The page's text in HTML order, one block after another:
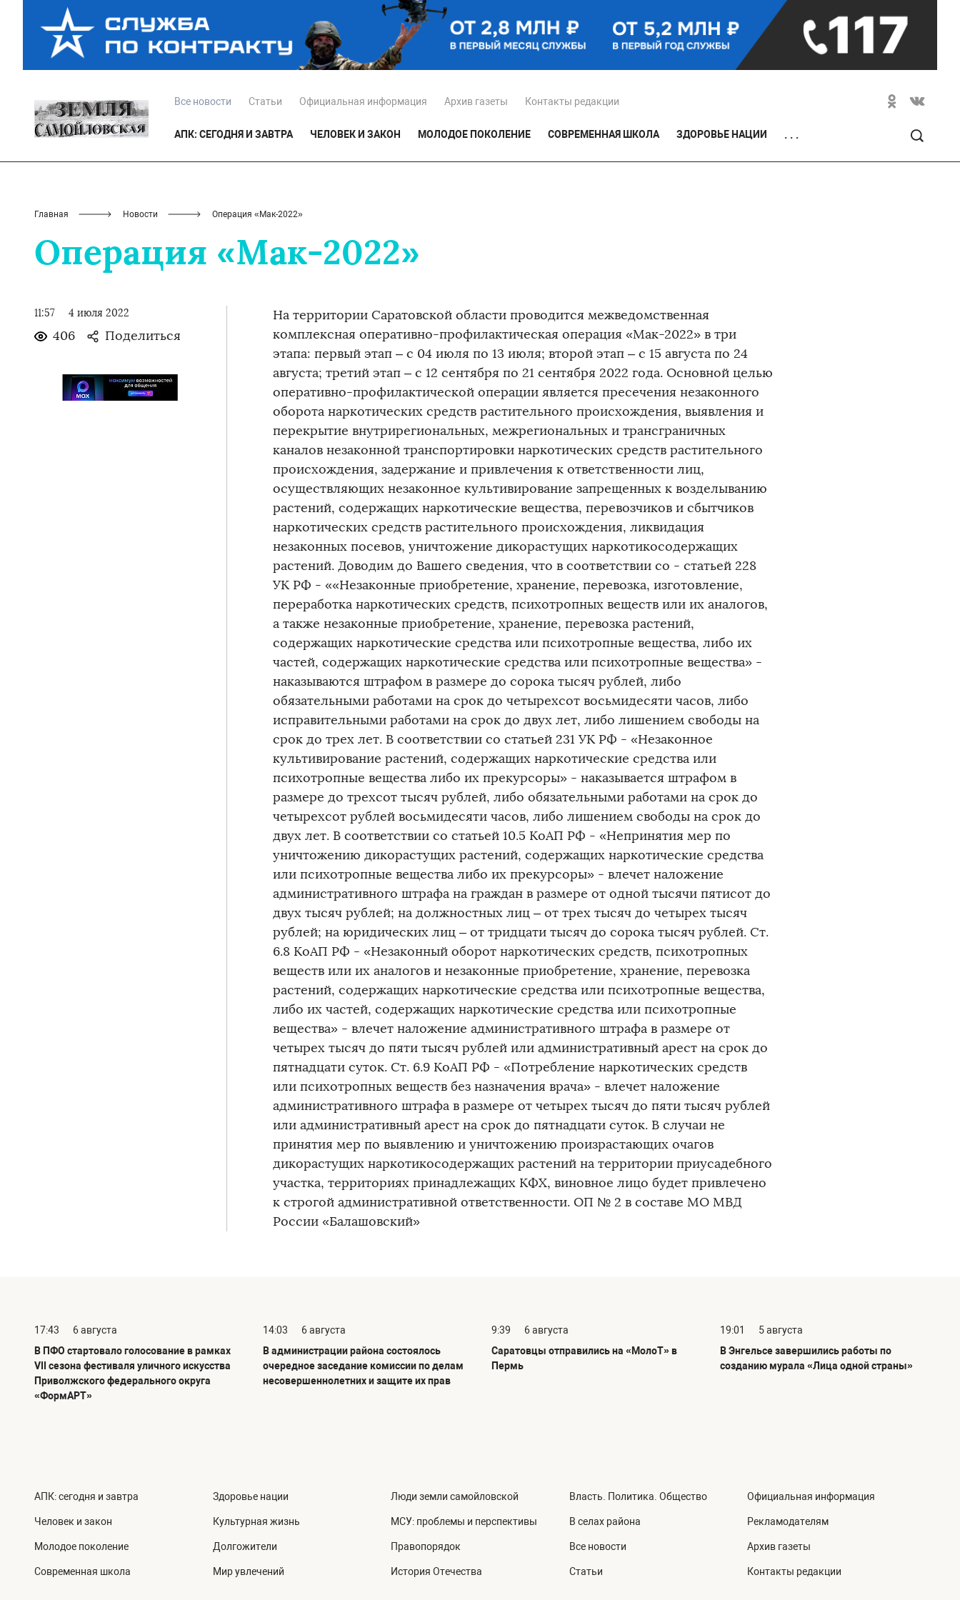
Все новости Статьи Официальная информация Архив газеты Контакты редакции
АПК: СЕГОДНЯ И ЗАВТРА ЧЕЛОВЕК И ЗАКОН МОЛОДОЕ ПОКОЛЕНИЕ СОВРЕМЕННАЯ ШКОЛА ЗДОРОВЬЕ НАЦИИ . . .
Главная Новости Операция «Мак-2022»
Операция «Мак-2022»
11:57 4 июля 2022
406 Поделиться
На территории Саратовской области проводится межведомственная
комплексная оперативно-профилактическая операция «Мак-2022» в три
этапа: первый этап – с 04 июля по 13 июля; второй этап – с 15 августа по 24
августа; третий этап – с 12 сентября по 21 сентября 2022 года. Основной целью
оперативно-профилактической операции является пресечения незаконного
оборота наркотических средств растительного происхождения, выявления и
перекрытие внутрирегиональных, межрегиональных и трансграничных
каналов незаконной транспортировки наркотических средств растительного
происхождения, задержание и привлечения к ответственности лиц,
осуществляющих незаконное культивирование запрещенных к возделыванию
растений, содержащих наркотические вещества, перевозчиков и сбытчиков
наркотических средств растительного происхождения, ликвидация
незаконных посевов, уничтожение дикорастущих наркотикосодержащих
растений. Доводим до Вашего сведения, что в соответствии со - статьей 228
УК РФ - ««Незаконные приобретение, хранение, перевозка, изготовление,
переработка наркотических средств, психотропных веществ или их аналогов,
а также незаконные приобретение, хранение, перевозка растений,
содержащих наркотические средства или психотропные вещества, либо их
частей, содержащих наркотические средства или психотропные вещества» -
наказываются штрафом в размере до сорока тысяч рублей, либо
обязательными работами на срок до четырехсот восьмидесяти часов, либо
исправительными работами на срок до двух лет, либо лишением свободы на
срок до трех лет. В соответствии со статьей 231 УК РФ - «Незаконное
культивирование растений, содержащих наркотические средства или
психотропные вещества либо их прекурсоры» - наказывается штрафом в
размере до трехсот тысяч рублей, либо обязательными работами на срок до
четырехсот рублей восьмидесяти часов, либо лишением свободы на срок до
двух лет. В соответствии со статьей 10.5 КоАП РФ - «Непринятия мер по
уничтожению дикорастущих растений, содержащих наркотические средства
или психотропные вещества либо их прекурсоры» - влечет наложение
административного штрафа на граждан в размере от одной тысячи пятисот до
двух тысяч рублей; на должностных лиц – от трех тысяч до четырех тысяч
рублей; на юридических лиц – от тридцати тысяч до сорока тысяч рублей. Ст.
6.8 КоАП РФ - «Незаконный оборот наркотических средств, психотропных
веществ или их аналогов и незаконные приобретение, хранение, перевозка
растений, содержащих наркотические средства или психотропные вещества,
либо их частей, содержащих наркотические средства или психотропные
вещества» - влечет наложение административного штрафа в размере от
четырех тысяч до пяти тысяч рублей или административный арест на срок до
пятнадцати суток. Ст. 6.9 КоАП РФ - «Потребление наркотических средств
или психотропных веществ без назначения врача» - влечет наложение
административного штрафа в размере от четырех тысяч до пяти тысяч рублей
или административный арест на срок до пятнадцати суток. В случаи не
принятия мер по выявлению и уничтожению произрастающих очагов
дикорастущих наркотикосодержащих растений на территории приусадебного
участка, территориях принадлежащих КФХ, виновное лицо будет привлечено
к строгой административной ответственности. ОП № 2 в составе МО МВД
России «Балашовский»
17:43
6 августа
В ПФО стартовало голосование в рамках
VII сезона фестиваля уличного искусства
Приволжского федерального округа
«ФормАРТ»
14:03
6 августа
В администрации района состоялось
очередное заседание комиссии по делам
несовершеннолетних и защите их прав
9:39
6 августа
Саратовцы отправились на «МолоТ» в
Пермь
19:01
5 августа
В Энгельсе завершились работы по
созданию мурала «Лица одной страны»
АПК: сегодня и завтра
Человек и закон
Молодое поколение
Современная школа
Здоровье нации
Культурная жизнь
Долгожители
Мир увлечений
Люди земли самойловской
МСУ: проблемы и перспективы
Правопорядок
История Отечества
Власть. Политика. Общество
В селах района
Все новости
Статьи
Официальная информация
Рекламодателям
Архив газеты
Контакты редакции